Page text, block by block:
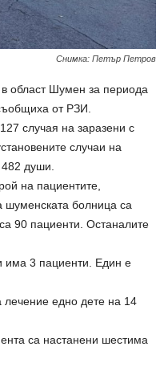
Снимка: Петър Петров
област Шумен за периода
от РЗИ.
случая на заразени с
случаи на
души.
на пациентите,
шуменската болница са
90 пациенти. Останалите
има 3 пациенти. Един е
лечение едно дете на 14
са настанени шестима